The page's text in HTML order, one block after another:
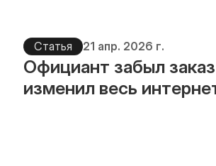
Статья 21 апр. 2026 г.
Официант забыл
изменил весь